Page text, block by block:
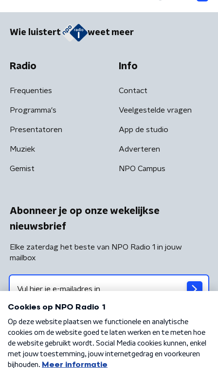
Wie luistert weet meer
Radio
Frequenties
Programma's
Presentatoren
Muziek
Gemist
Info
Contact
Veelgestelde vragen
App de studio
Adverteren
NPO Campus
Abonneer je op onze wekelijkse
nieuwsbrief
Elke zaterdag het beste van NPO Radio 1 in jouw
mailbox
Algemene voorwaarden Privacybeleid